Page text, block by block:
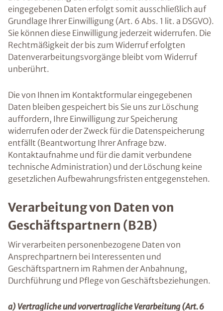
eingegebenen Daten erfolgt somit ausschließlich auf
Grundlage Ihrer Einwilligung (Art. 6 Abs. 1 lit. a DSGVO).
Sie können diese Einwilligung jederzeit widerrufen. Die
Rechtmäßigkeit der bis zum Widerruf erfolgten
Datenverarbeitungsvorgänge bleibt vom Widerruf
unberührt.
Die von Ihnen im Kontaktformular eingegebenen
Daten bleiben gespeichert bis Sie uns zur Löschung
auffordern, Ihre Einwilligung zur Speicherung
widerrufen oder der Zweck für die Datenspeicherung
entfällt (Beantwortung Ihrer Anfrage bzw.
Kontaktaufnahme und für die damit verbundene
technische Administration) und der Löschung keine
gesetzlichen Aufbewahrungsfristen entgegenstehen.
Verarbeitung von Daten von
Geschäftspartnern (B2B)
Wir verarbeiten personenbezogene Daten von
Ansprechpartnern bei Interessenten und
Geschäftspartnern im Rahmen der Anbahnung,
Durchführung und Pflege von Geschäftsbeziehungen.
a) Vertragliche und vorvertragliche Verarbeitung (Art. 6